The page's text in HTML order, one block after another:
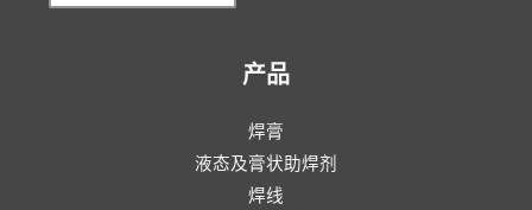
产品
焊膏
液态及膏状助焊剂
焊线